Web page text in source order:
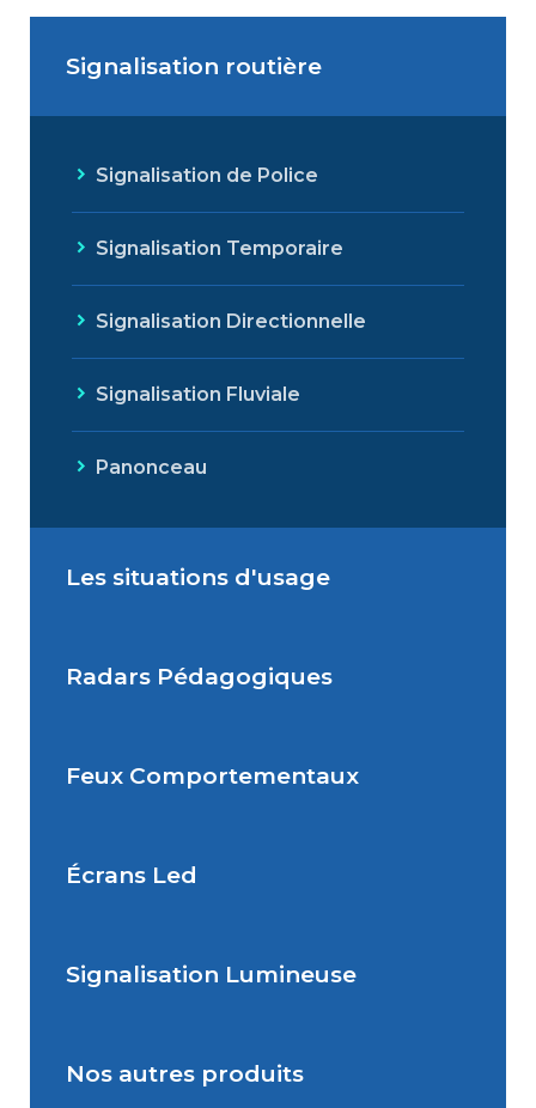
Signalisation routière
Signalisation de Police
Signalisation Temporaire
Signalisation Directionnelle
Signalisation Fluviale
Panonceau
Les situations d'usage
Situations de signalisation
Situations de signalisation
Radars Pédagogiques
Radar Pédagogique
Feux Comportementaux
Feu Comportemental
Écrans Led
Écran Géant Extérieur Led
Signalisation Lumineuse
Signalisation dynamique
Nos autres produits